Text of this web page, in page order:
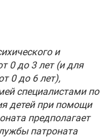
и
0 до 3 лет (и для
0 до 6 лет),
специалистами по
детей при помощи
предполагает
патроната